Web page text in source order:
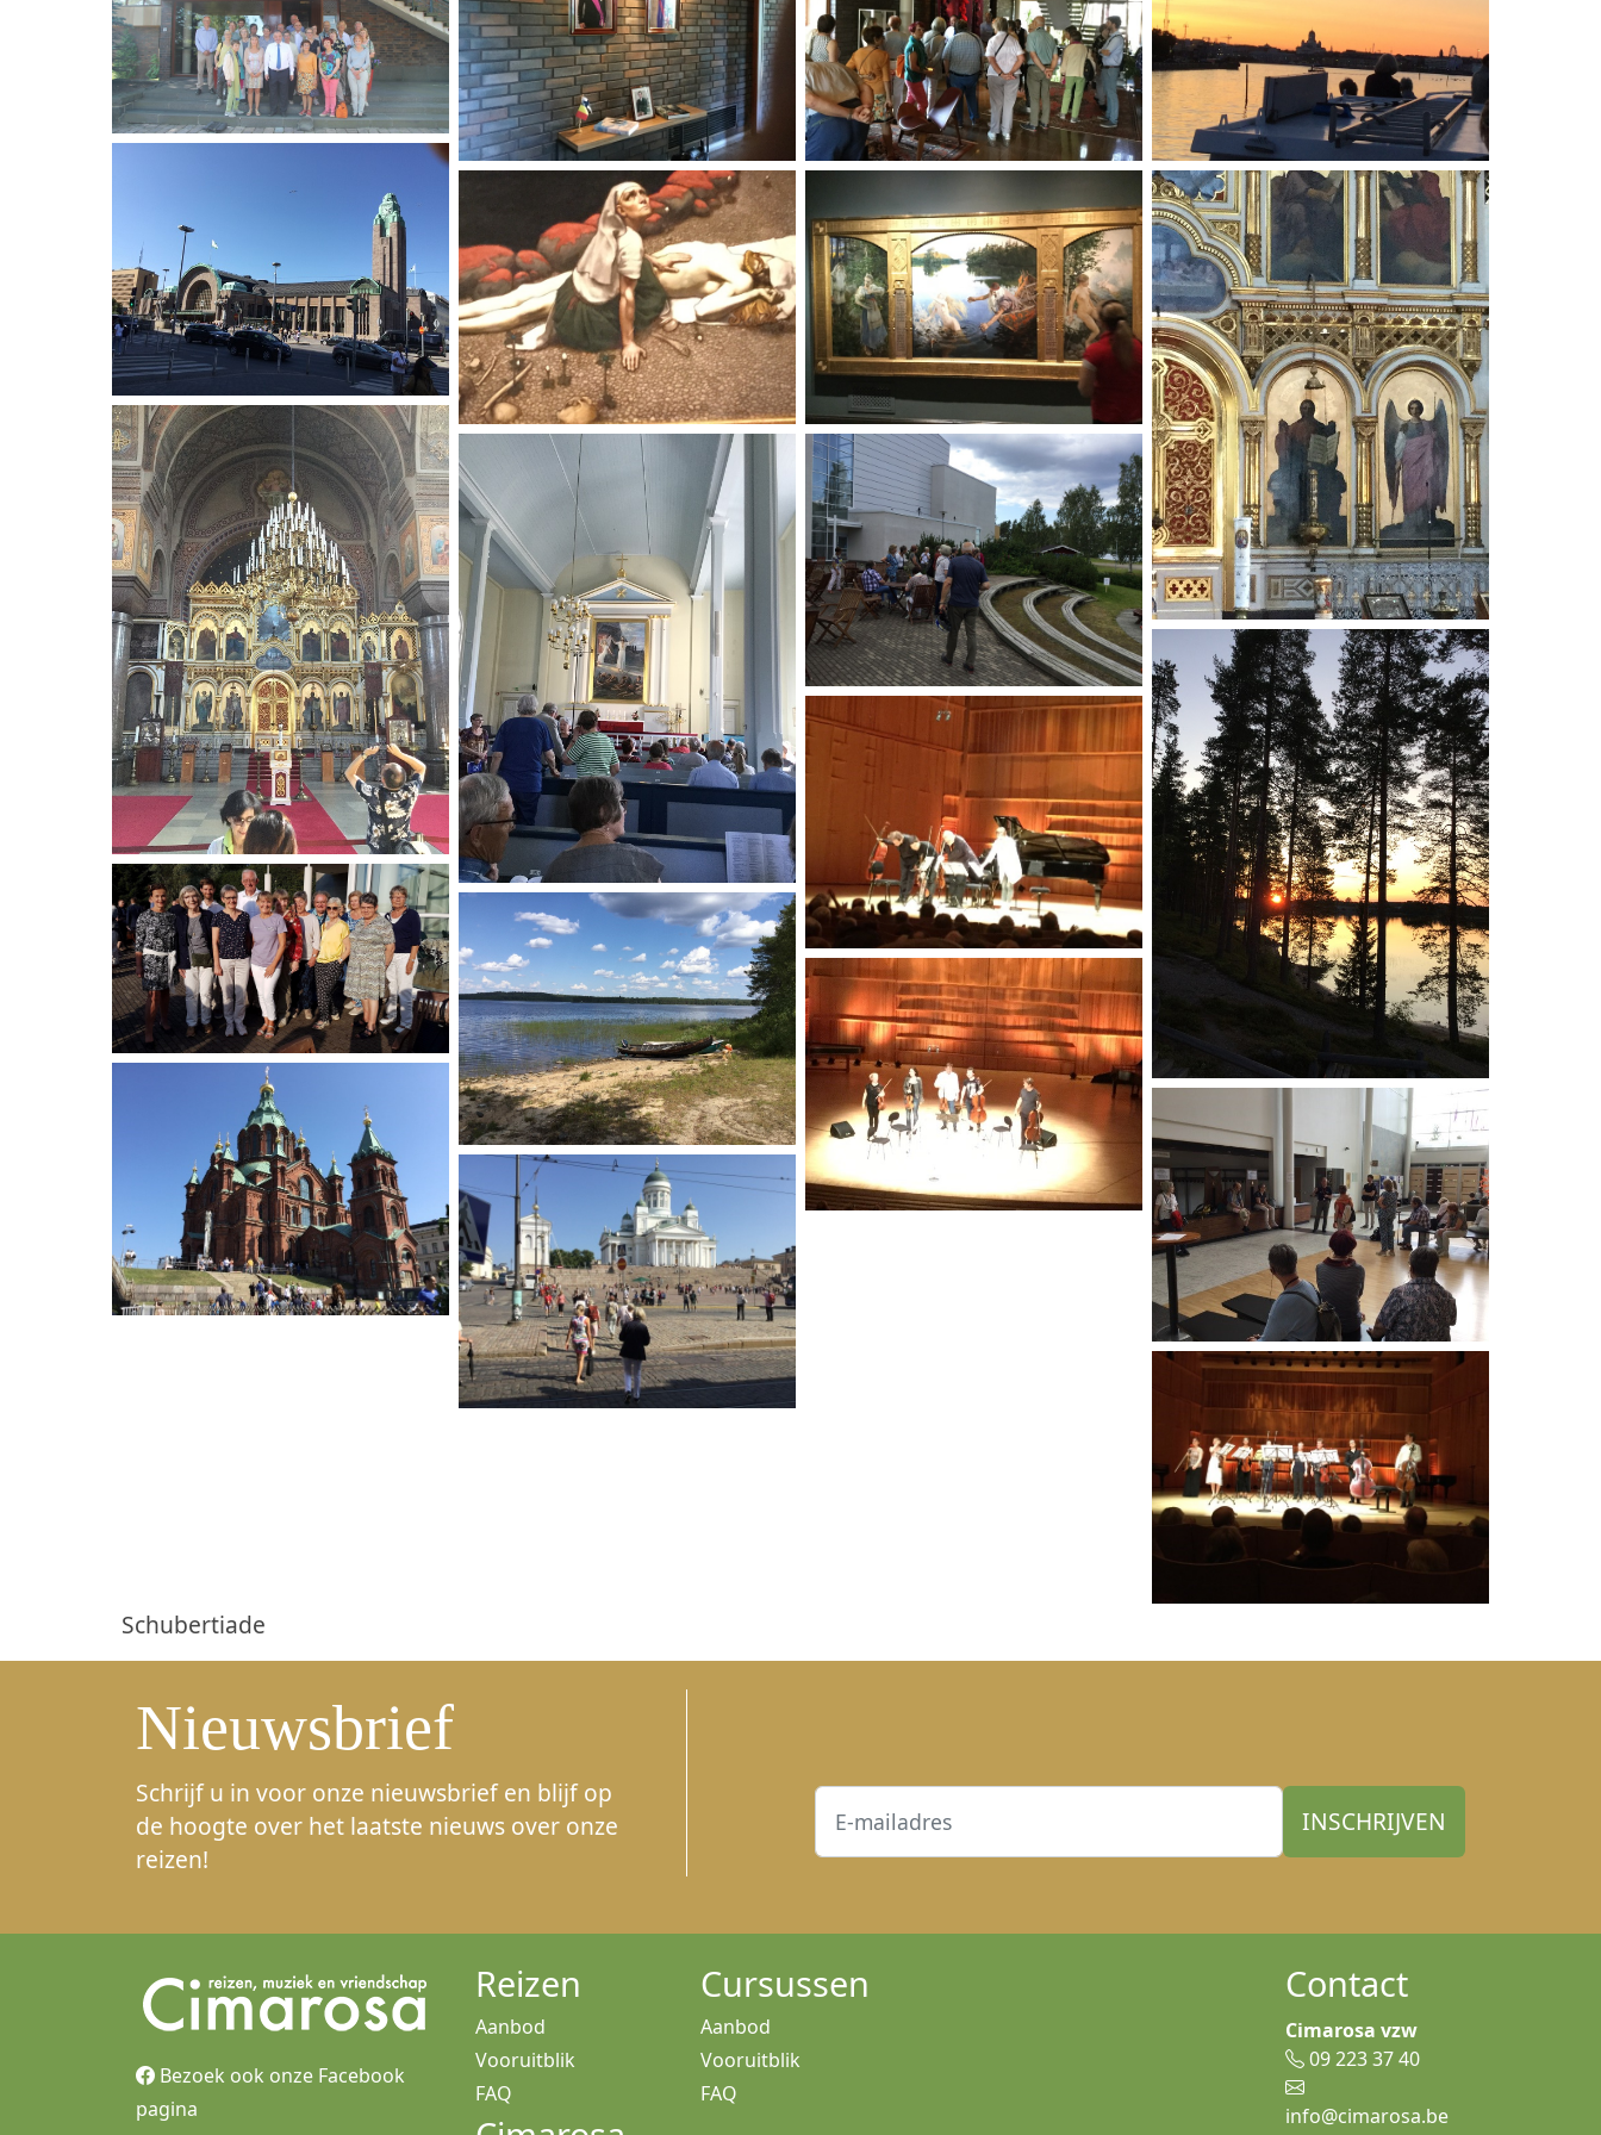
Schubertiade
Nieuwsbrief
Schrijf u in voor onze nieuwsbrief en blijf op
de hoogte over het laatste nieuws over onze
reizen!
Bezoek ook onze Facebook
pagina
Reizen
Aanbod
Vooruitblik
FAQ
Cursussen
Aanbod
Vooruitblik
FAQ
Contact
Cimarosa vzw
09 223 37 40
info@cimarosa.be